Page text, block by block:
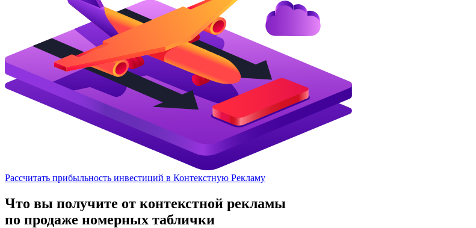
Рассчитать прибыльность инвестиций в Контекстную Рекламу
Что вы получите от контекстной рекламы
по продаже номерных таблички